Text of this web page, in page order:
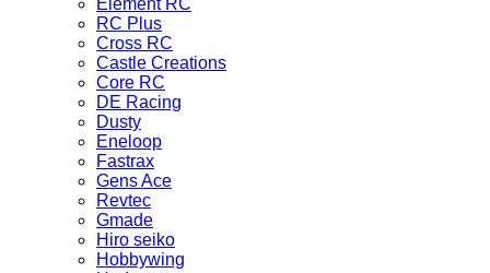
Element RC
RC Plus
Cross RC
Castle Creations
Core RC
DE Racing
Dusty
Eneloop
Fastrax
Gens Ace
Revtec
Gmade
Hiro seiko
Hobbywing